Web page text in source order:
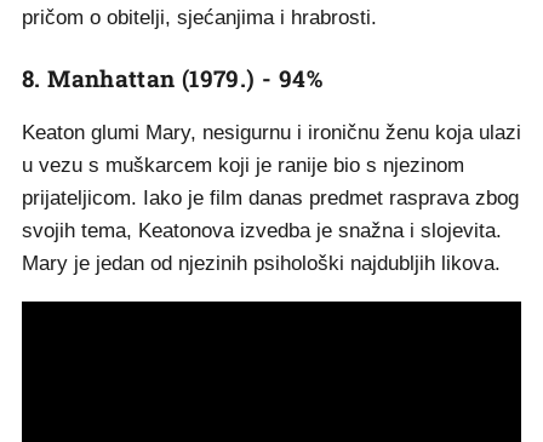
pričom o obitelji, sjećanjima i hrabrosti.
8. Manhattan (1979.) - 94%
Keaton glumi Mary, nesigurnu i ironičnu ženu koja ulazi
u vezu s muškarcem koji je ranije bio s njezinom
prijateljicom. Iako je film danas predmet rasprava zbog
svojih tema, Keatonova izvedba je snažna i slojevita.
Mary je jedan od njezinih psihološki najdubljih likova.